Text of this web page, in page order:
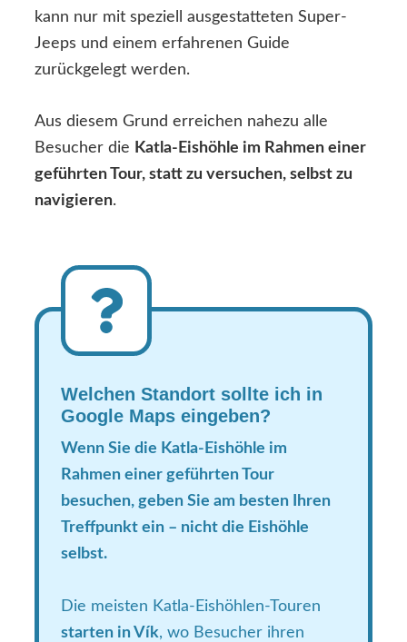
kann nur mit speziell ausgestatteten Super-
Jeeps und einem erfahrenen Guide
zurückgelegt werden.
Aus diesem Grund erreichen nahezu alle
Besucher die Katla-Eishöhle im Rahmen einer
geführten Tour, statt zu versuchen, selbst zu
navigieren.
Welchen Standort sollte ich in
Google Maps eingeben?
Wenn Sie die Katla-Eishöhle im
Rahmen einer geführten Tour
besuchen, geben Sie am besten Ihren
Treffpunkt ein – nicht die Eishöhle
selbst.
Die meisten Katla-Eishöhlen-Touren
starten in Vík, wo Besucher ihren